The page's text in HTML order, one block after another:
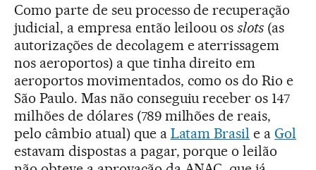
Como parte de seu processo de recuperação
judicial, a empresa então leiloou osslots (as
autorizações de decolagem e aterrissagem
nos aeroportos) a que tinha direito em
aeroportos movimentados, como os do Rio e
São Paulo. Mas não conseguiu receber os 147
milhões de dólares (789 milhões de reais,
pelo câmbio atual) que a Latam Brasil e aGol
estavam dispostas a pagar, porque o leilão